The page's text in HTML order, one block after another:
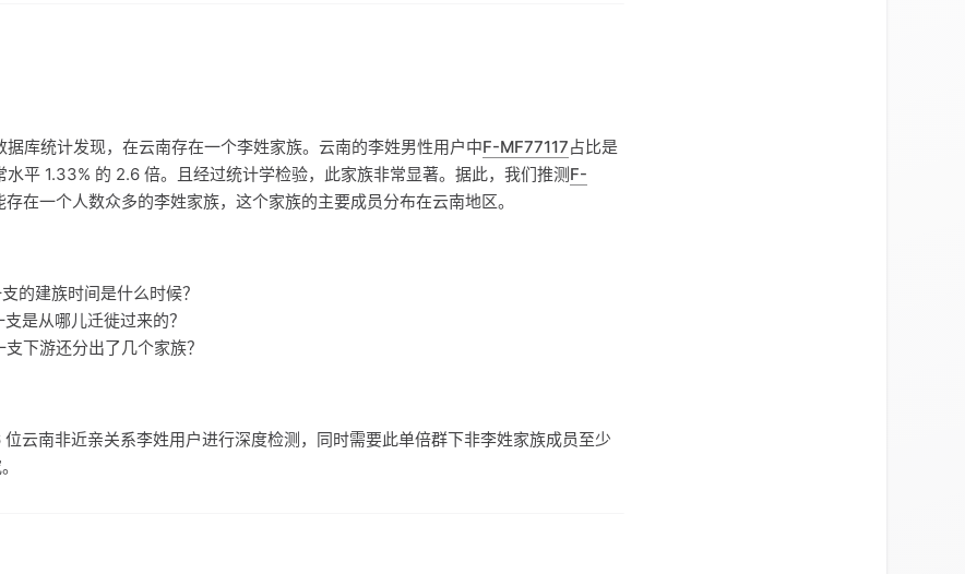
库统计发现，在云南存在一个李姓家族。云南的李姓男性用户中F-MF77117占比是
平 1.33% 的 2.6 倍。且经过统计学检验，此家族非常显著。据此，我们推测F-
存在一个人数众多的李姓家族，这个家族的主要成员分布在云南地区。
的建族时间是什么时候？
是从哪儿迁徙过来的？
下游还分出了几个家族？
云南非近亲关系李姓用户进行深度检测，同时需要此单倍群下非李姓家族成员至少